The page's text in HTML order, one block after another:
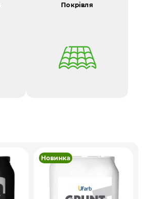
Покрівля
Новинка